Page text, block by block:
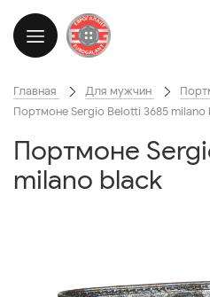
Главная Для мужчин
Портмоне Sergio Belotti 3685 milano
Портмоне
milano black